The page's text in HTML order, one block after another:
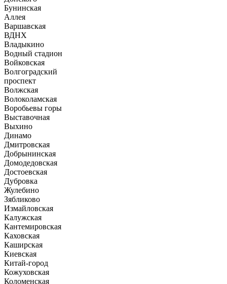
Бунинская
Аллея
Варшавская
ВДНХ
Владыкино
Водный стадион
Войковская
Волгоградский
проспект
Волжская
Волоколамская
Воробьевы горы
Выставочная
Выхино
Динамо
Дмитровская
Добрынинская
Домодедовская
Достоевская
Дубровка
Жулебино
Зябликово
Измайловская
Калужская
Кантемировская
Каховская
Каширская
Киевская
Китай-город
Кожуховская
Коломенская